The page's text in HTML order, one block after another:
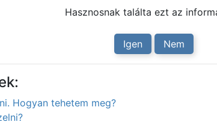
Hasznosnak találta ezt az
Igen Nem
Hogyan tehetem meg?